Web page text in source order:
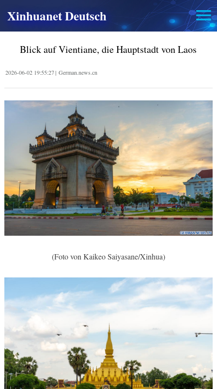
Xinhuanet Deutsch
Blick auf Vientiane, die Hauptstadt von Laos
2026-06-02 19:55:27| German.news.cn
(Foto von Kaikeo Saiyasane/Xinhua)